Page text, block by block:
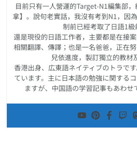
目前只有一人營運的Target-N1編集部
拿】。說句老實話，我沒有考到N1，因
制前已經考取了日語1級
還是現役的日語工作者，主要都是在接
相關翻譯、傳譯；也是一名爸爸，正在
兒依進度，製訂獨立的教材
香港出身、広東語ネイティブのトラで
ています。主に日本語の勉強に関する
ますが、中国語の学習記事もあわせ